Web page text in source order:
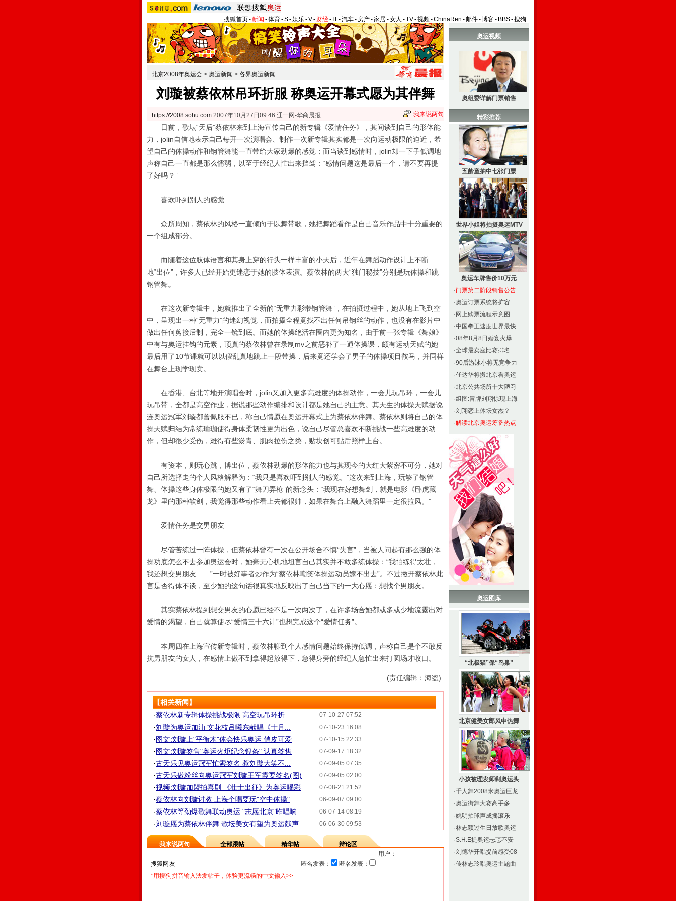
搜狐首页-新闻 -体育-S-娱乐-V- 财经- IT-汽车- 房产-家居-女人 -TV-视频-ChinaRen -邮件-博客- BBS-搜狗
北京2008年奥运会 > 奥运新闻 > 各界奥运新闻
刘璇被蔡依林吊环折服 称奥运开幕式愿为其伴舞
https://2008.sohu.com 2007年10月27日09:46 辽一网-华商晨报 我来说两句
日前，歌坛“天后”蔡依林来到上海宣传自己的新专辑《爱情任务》，其间谈到自己的形体能
力，jolin自信地表示自己每开一次演唱会、制作一次新专辑其实都是一次向运动极限的迫近，希
望自己的体操动作和钢管舞能一直带给大家劲爆的感觉；而当谈到感情时，jolin却一下子低调地
声称自己一直都是那么懦弱，以至于经纪人忙出来挡驾：“感情问题这是最后一个，请不要再提
了好吗？”
喜欢吓到别人的感觉
众所周知，蔡依林的风格一直倾向于以舞带歌，她把舞蹈看作是自己音乐作品中十分重要的
一个组成部分。
而随着这位肢体语言和其身上穿的行头一样丰富的小天后，近年在舞蹈动作设计上不断
地“出位”，许多人已经开始更迷恋于她的肢体表演。蔡依林的两大“独门秘技”分别是玩体操和跳
钢管舞。
在这次新专辑中，她就推出了全新的“无重力彩带钢管舞”，在拍摄过程中，她从地上飞到空
中，呈现出一种“无重力”的迷幻视觉，而拍摄全程竟找不出任何吊钢丝的动作，也没有在影片中
做出任何剪接后制，完全一镜到底。而她的体操绝活在圈内更为知名，由于前一张专辑《舞娘》
中有与奥运挂钩的元素，顶真的蔡依林曾在录制mv之前恶补了一通体操课，颇有运动天赋的她
最后用了10节课就可以以假乱真地跳上一段带操，后来竟还学会了男子的体操项目鞍马，并同样
在舞台上现学现卖。
在香港、台北等地开演唱会时，jolin又加入更多高难度的体操动作，一会儿玩吊环，一会儿
玩吊带，全都是高空作业，据说那些动作编排和设计都是她自己的主意。其天生的体操天赋据说
连奥运冠军刘璇都曾佩服不已，称自己情愿在奥运开幕式上为蔡依林伴舞。蔡依林则将自己的体
操天赋归结为常练瑜珈使得身体柔韧性更为出色，说自己尽管总喜欢不断挑战一些高难度的动
作，但却很少受伤，难得有些淤青、肌肉拉伤之类，贴块创可贴后照样上台。
有资本，则玩心跳，博出位，蔡依林劲爆的形体能力也与其现今的大红大紫密不可分，她对
自己所选择走的个人风格解释为：“我只是喜欢吓到别人的感觉。”这次来到上海，玩够了钢管
舞、体操这些身体极限的她又有了“舞刀弄枪”的新念头：“我现在好想舞剑，就是电影《卧虎藏
龙》里的那种软剑，我觉得那些动作看上去都很帅，如果在舞台上融入舞蹈里一定很拉风。”
爱情任务是交男朋友
尽管苦练过一阵体操，但蔡依林曾有一次在公开场合不慎“失言”，当被人问起有那么强的体
操功底怎么不去参加奥运会时，她毫无心机地坦言自己其实并不敢多练体操：“我怕练得太壮，
我还想交男朋友……”一时被好事者炒作为“蔡依林嘲笑体操运动员嫁不出去”。不过撇开蔡依林此
言是否得体不谈，至少她的这句话很真实地反映出了自己当下的一大心愿：想找个男朋友。
其实蔡依林提到想交男友的心愿已经不是一次两次了，在许多场合她都或多或少地流露出对
爱情的渴望，自己就算使尽“爱情三十六计”也想完成这个“爱情任务”。
本周四在上海宣传新专辑时，蔡依林聊到个人感情问题始终保持低调，声称自己是个不敢反
抗男朋友的女人，在感情上做不到拿得起放得下，急得身旁的经纪人急忙出来打圆场才收口。
(责任编辑：海盗)
【相关新闻】
07-10-27 07:52
·蔡依林新专辑体操挑战极限 高空玩吊环折...
07-10-23 16:08
·刘璇为奥运加油 文花枝吕曦东献唱《十月...
07-10-15 22:33
·图文:刘璇上"平衡木"体会快乐奥运 俏皮可爱
07-09-17 18:32
·图文:刘璇签售"奥运火炬纪念银条" 认真签售
07-09-05 07:35
·古天乐见奥运冠军忙索签名 惹刘璇大笑不...
07-09-05 02:00
·古天乐做粉丝向奥运冠军刘璇王军霞要签名(图)
07-08-21 21:52
·视频:刘璇加盟拍喜剧 《壮士出征》为奥运喝彩
06-09-07 09:00
·蔡依林向刘璇讨教 上海个唱要玩"空中体操"
06-07-14 08:19
·蔡依林等劲爆歌舞联动奥运 "志愿北京"昨唱响
06-06-30 09:53
·刘璇愿为蔡依林伴舞 歌坛美女有望为奥运献声
我来说两句 全部跟帖 精华帖
辩论区
用户：
匿名发表：
匿名发表：
*用搜狗拼音输入法发帖子，体验更流畅的中文输入>>
奥运视频
奥组委详解门票销售
精彩推荐
五龄童抽中七张门票
世界小姐将拍摄奥运MTV
奥运车牌售价10万元
·门票第二阶段销售公告
·奥运订票系统将扩容
· 网上购票流程示意图
·中国拳王速度世界最快
·08年8月8日婚宴火爆
·全球最卖座比赛排名
·90后游泳小将无竞争力
·任达华将搬北京看奥运
·北京公共场所十大陋习
·组图:冒牌刘翔惊现上海
·刘翔恋上体坛女杰？
·解读北京奥运筹备热点
奥运图库
“北极猫”保“鸟巢”
北京健美女郎风中热舞
小孩被理发师剃奥运头
·千人舞2008米奥运巨龙
·奥运街舞大赛高手多
·姚明拍球声成摇滚乐
·林志颖过生日放歌奥运
·S.H.E提奥运忐忑不安
·刘德华开唱提前感受08
·传林志玲唱奥运主题曲